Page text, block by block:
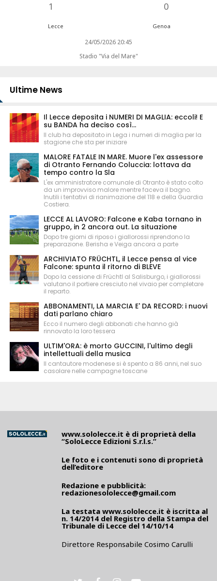
1 0
Lecce Genoa
24/05/2026 20:45
Stadio "Via del Mare"
Ultime News
Il Lecce deposita i NUMERI DI MAGLIA: eccoli! E
su BANDA ha deciso così...
Il club ha depositato in Lega i numeri di maglia per la
stagione che sta per iniziare
MALORE FATALE IN MARE. Muore l'ex assessore
di Otranto Fernando Coluccia: lottava da
tempo contro la Sla
L'ex amministratore comunale di Otranto è stato colto
da un improvviso malore mentre faceva il bagno.
Inutili i tentativi di rianimazione del 118 e della Guardia
Costiera.
LECCE AL LAVORO: Falcone e Kaba tornano in
gruppo, in 2 ancora out. La situazione
Dopo tre giorni di riposo i giallorossi riprendono la
preparazione. Berisha e Veiga ancora a parte
ARCHIVIATO FRÜCHTL, il Lecce pensa al vice
Falcone: spunta il ritorno di BLEVE
Dopo la cessione di Früchtl al Salisburgo, i giallorossi
valutano il portiere cresciuto nel vivaio per completare
il reparto.
ABBONAMENTI, LA MARCIA E' DA RECORD: i nuovi
dati parlano chiaro
Ecco il numero degli abbonati che hanno già
rinnovato la loro tessera
ULTIM'ORA: è morto GUCCINI, l'ultimo degli
intellettuali della musica
Il cantautore modenese si è spento a 86 anni, nel suo
casolare nelle campagne toscane
www.sololecce.it è di proprietà della
“SoloLecce Edizioni S.r.l.s.”
Le foto e i contenuti sono di proprietà
dell’editore
Redazione e pubblicità:
redazionesololecce@gmail.com
La testata www.sololecce.it è iscritta al
n. 14/2014 del Registro della Stampa del
Tribunale di Lecce del 14/10/14
Direttore Responsabile Cosimo Carulli